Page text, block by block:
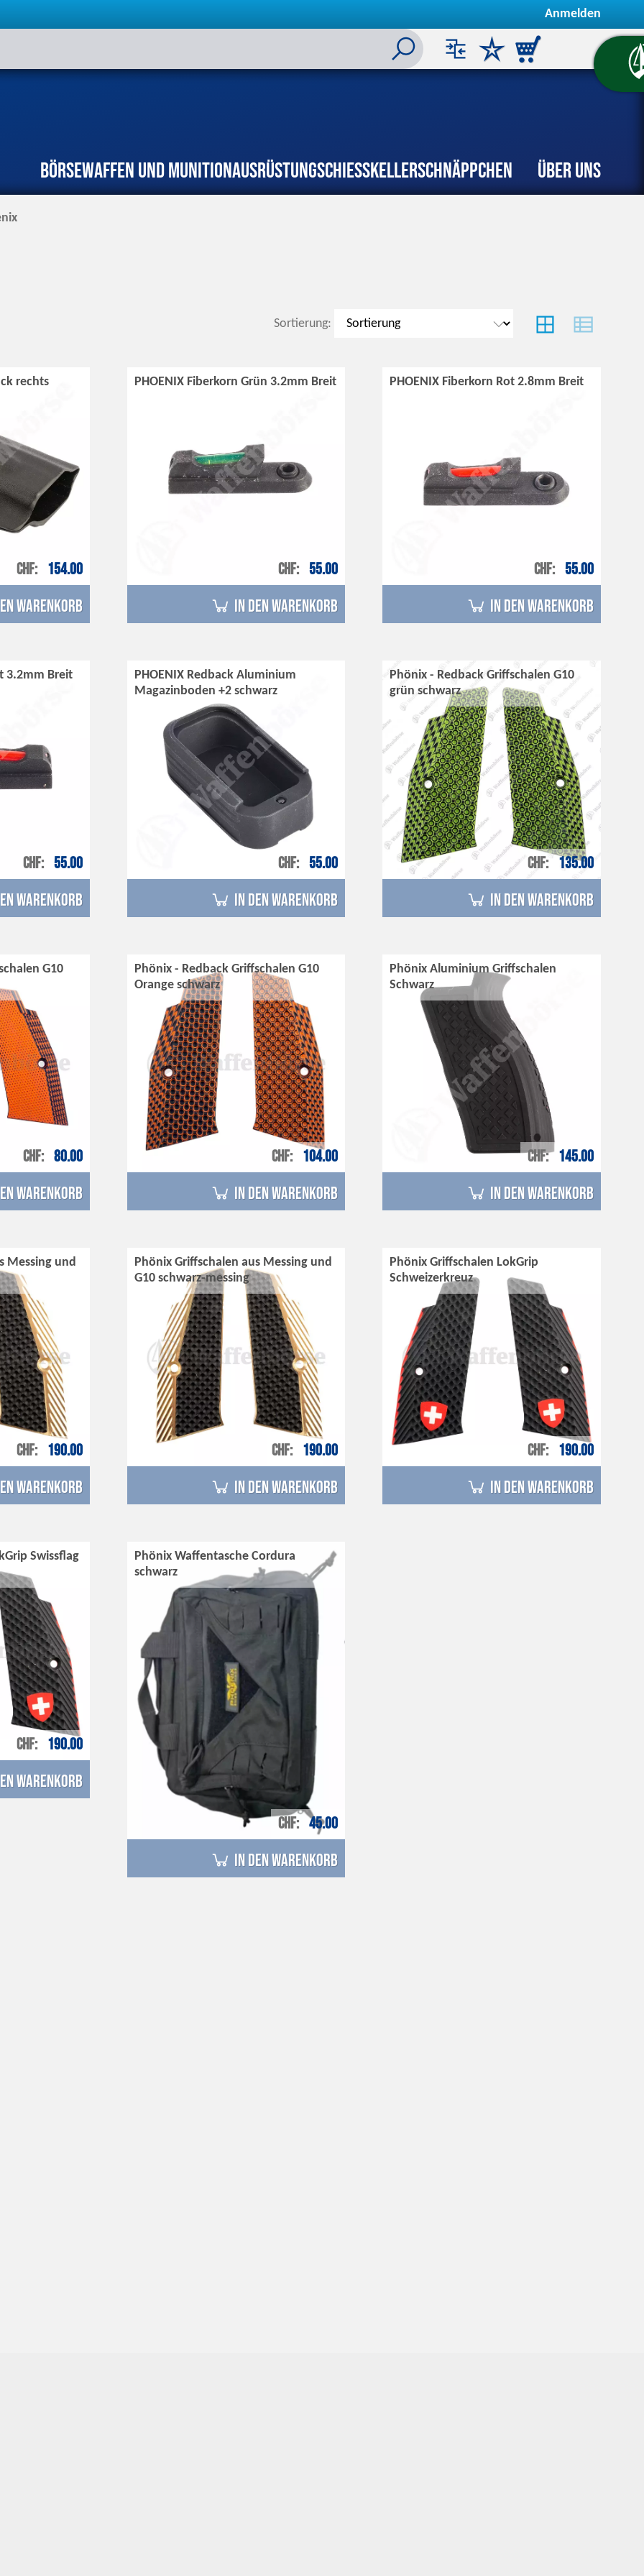
Anmelden
BörseWaffen und MunitionAusrüstungSchiesskellerSchnäppchen Über uns
Sortierung:
rechts
CHF 154.00
Warenkorb
PHOENIX Fiberkorn Grün 3.2mm Breit
CHF 55.00
in den Warenkorb
PHOENIX Fiberkorn Rot 2.8mm Breit
CHF 55.00
in den Warenkorb
3.2mm Breit
CHF 55.00
Warenkorb
PHOENIX Redback Aluminium
Magazinboden +2 schwarz
CHF 55.00
in den Warenkorb
Phönix - Redback Griffschalen G10
grün schwarz
CHF 135.00
in den Warenkorb
G10
CHF 80.00
Warenkorb
Phönix - Redback Griffschalen G10
Orange schwarz
CHF 104.00
in den Warenkorb
Phönix Aluminium Griffschalen
Schwarz
CHF 145.00
in den Warenkorb
Messing und
CHF 190.00
Warenkorb
Phönix Griffschalen aus Messing und
G10 schwarz-messing
CHF 190.00
in den Warenkorb
Phönix Griffschalen LokGrip
Schweizerkreuz
CHF 190.00
in den Warenkorb
Swissflag
CHF 190.00
Warenkorb
Phönix Waffentasche Cordura
schwarz
CHF 45.00
in den Warenkorb